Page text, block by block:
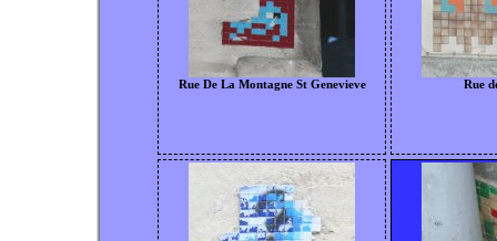
Rue De La Montagne St Genevieve Rue